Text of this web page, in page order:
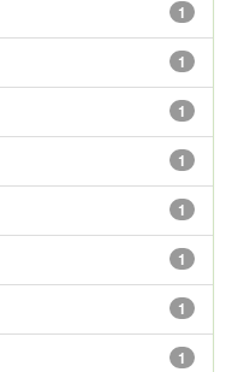
1
1
1
1
1
1
1
1